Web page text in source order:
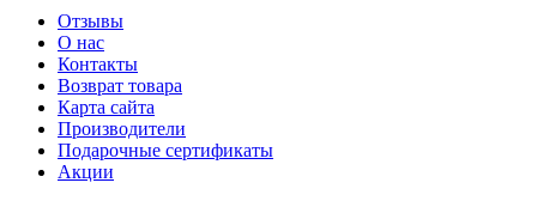
Отзывы
О нас
Контакты
Возврат товара
Карта сайта
Производители
Подарочные сертификаты
Акции